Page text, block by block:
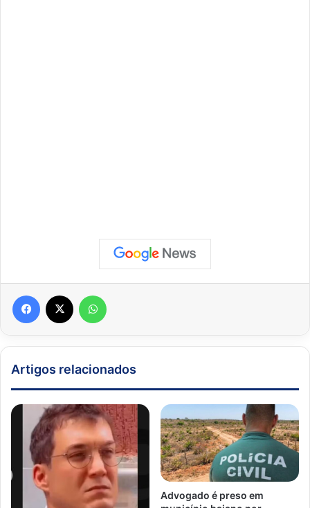
Artigos relacionados
Advogado é preso em